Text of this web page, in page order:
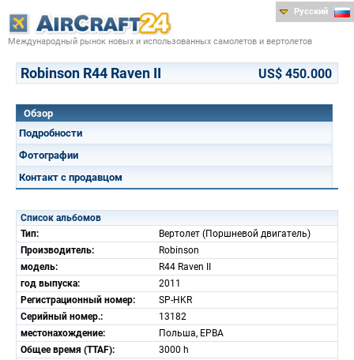
Международный рынок новых и использованных самолетов и вертолетов
Русский
Robinson R44 Raven II US$ 450.000
Обзор
Подробности
Фотографии
Контакт с продавцом
Список альбомов
Тип:
Вертолет (Поршневой двигатель)
Производитель:
Robinson
модель:
R44 Raven II
год выпуска:
2011
Регистрационный номер:
SP-HKR
Серийный номер.:
13182
местонахождение:
Польша, EPBA
Общее время (TTAF):
3000 h